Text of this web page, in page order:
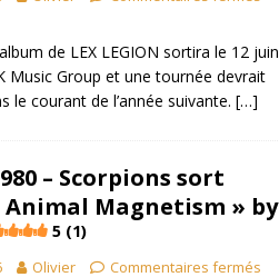
de LEX LEGION sortira le 12 juin
Music Group et une tournée devrait
le courant de l’année suivante. […]
– Scorpions sort
Animal Magnetism » by
5 (1)
Olivier Commentaires fermés